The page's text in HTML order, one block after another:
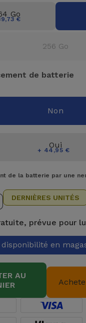
Go
€
256 Go
de batterie
Non
Oui
+ 44,95 €
de la batterie par une
DERNIÈRES UNITÉS
prévue pour
en
AU